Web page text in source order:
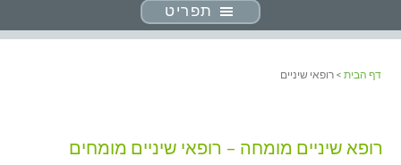
תפריט
דף הבית > רופאי שיניים
רופא שיניים מומחה – רופאי שיניים מומחים